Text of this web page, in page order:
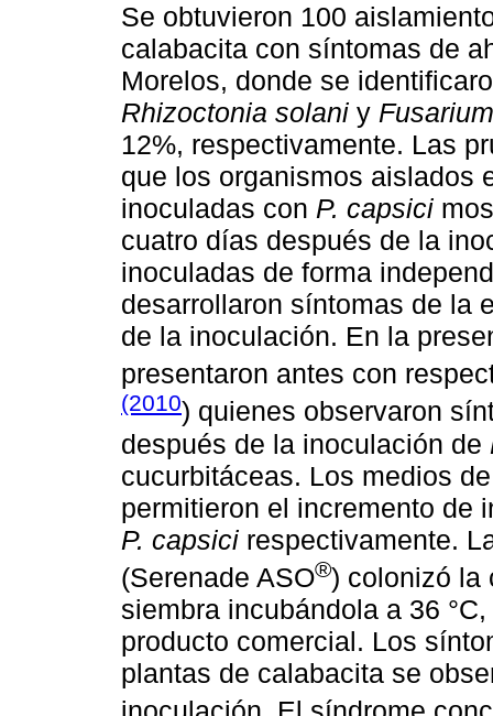
Se obtuvieron 100
calabacita con síntomas de
Morelos, donde se
Rhizoctonia solani y
12%, respectivamente. Las
que los organismos aislados
inoculadas con P. capsici
cuatro días después de la
inoculadas de forma
desarrollaron síntomas de la
de la inoculación. En la
presentaron antes con
(2010) quienes observaron
después de la inoculación de
cucurbitáceas. Los medios
permitieron el incremento de
P. capsici respectivamente.
(Serenade ASO®) colonizó la
siembra incubándola a 36
producto comercial. Los
plantas de calabacita se